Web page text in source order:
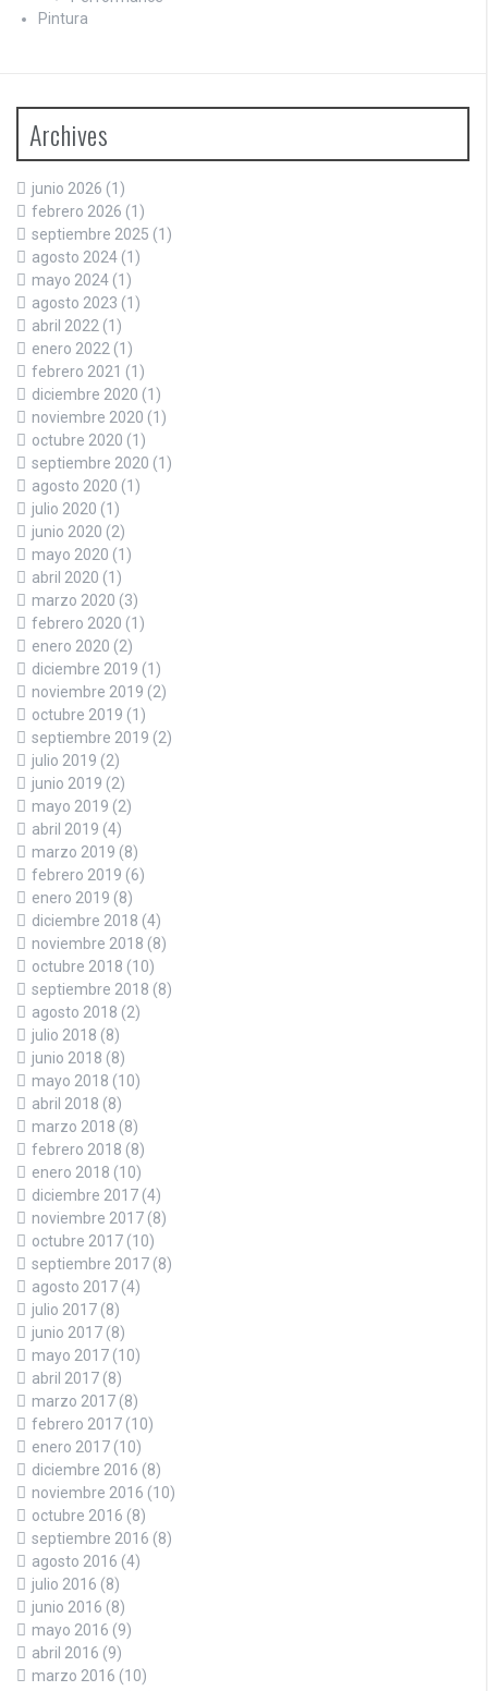
Pintura
Archives
junio 2026 (1)
febrero 2026 (1)
septiembre 2025 (1)
agosto 2024 (1)
mayo 2024 (1)
agosto 2023 (1)
abril 2022 (1)
enero 2022 (1)
febrero 2021 (1)
diciembre 2020 (1)
noviembre 2020 (1)
octubre 2020 (1)
septiembre 2020 (1)
agosto 2020 (1)
julio 2020 (1)
junio 2020 (2)
mayo 2020 (1)
abril 2020 (1)
marzo 2020 (3)
febrero 2020 (1)
enero 2020 (2)
diciembre 2019 (1)
noviembre 2019 (2)
octubre 2019 (1)
septiembre 2019 (2)
julio 2019 (2)
junio 2019 (2)
mayo 2019 (2)
abril 2019 (4)
marzo 2019 (8)
febrero 2019 (6)
enero 2019 (8)
diciembre 2018 (4)
noviembre 2018 (8)
octubre 2018 (10)
septiembre 2018 (8)
agosto 2018 (2)
julio 2018 (8)
junio 2018 (8)
mayo 2018 (10)
abril 2018 (8)
marzo 2018 (8)
febrero 2018 (8)
enero 2018 (10)
diciembre 2017 (4)
noviembre 2017 (8)
octubre 2017 (10)
septiembre 2017 (8)
agosto 2017 (4)
julio 2017 (8)
junio 2017 (8)
mayo 2017 (10)
abril 2017 (8)
marzo 2017 (8)
febrero 2017 (10)
enero 2017 (10)
diciembre 2016 (8)
noviembre 2016 (10)
octubre 2016 (8)
septiembre 2016 (8)
agosto 2016 (4)
julio 2016 (8)
junio 2016 (8)
mayo 2016 (9)
abril 2016 (9)
marzo 2016 (10)